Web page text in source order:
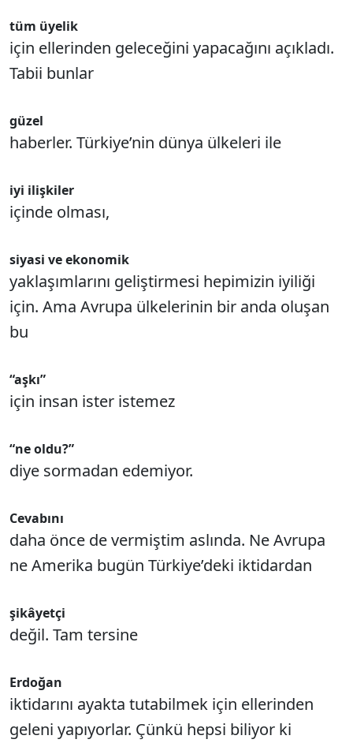
tüm üyelik
için ellerinden geleceğini yapacağını açıkladı.
Tabii bunlar
güzel
haberler. Türkiye’nin dünya ülkeleri ile
iyi ilişkiler
içinde olması,
siyasi ve ekonomik
yaklaşımlarını geliştirmesi hepimizin iyiliği
için. Ama Avrupa ülkelerinin bir anda oluşan
bu
“aşkı”
için insan ister istemez
“ne oldu?”
diye sormadan edemiyor.
Cevabını
daha önce de vermiştim aslında. Ne Avrupa
ne Amerika bugün Türkiye’deki iktidardan
şikâyetçi
değil. Tam tersine
Erdoğan
iktidarını ayakta tutabilmek için ellerinden
geleni yapıyorlar. Çünkü hepsi biliyor ki